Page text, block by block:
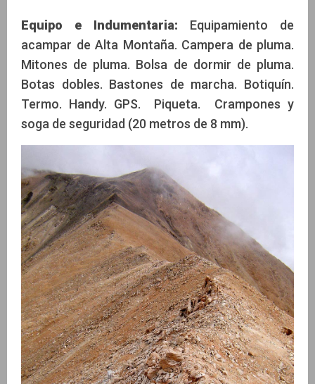
Equipo e Indumentaria: Equipamiento de
acampar de Alta Montaña. Campera de pluma.
Mitones de pluma. Bolsa de dormir de pluma.
Botas dobles. Bastones de marcha. Botiquín.
Termo. Handy. GPS. Piqueta. Crampones y
soga de seguridad (20 metros de 8 mm).